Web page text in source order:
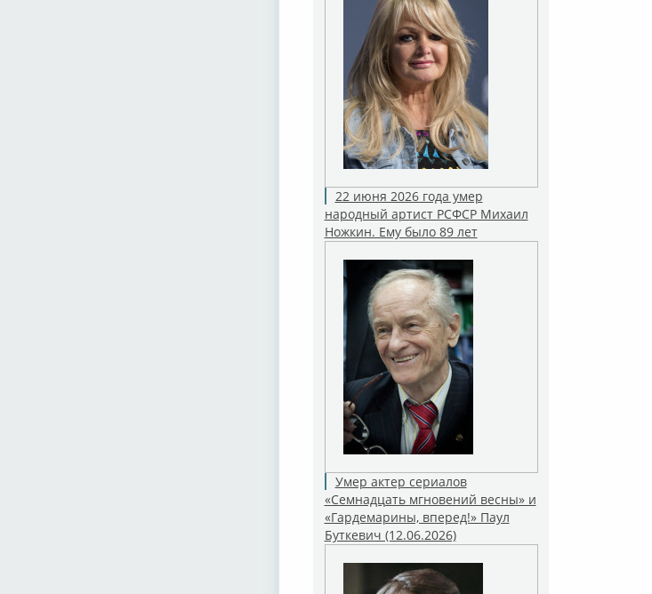
22 июня 2026 года умер
народный артист РСФСР Михаил
Ножкин. Ему было 89 лет
Умер актер сериалов
«Семнадцать мгновений весны» и
«Гардемарины, вперед!» Паул
Буткевич (12.06.2026)